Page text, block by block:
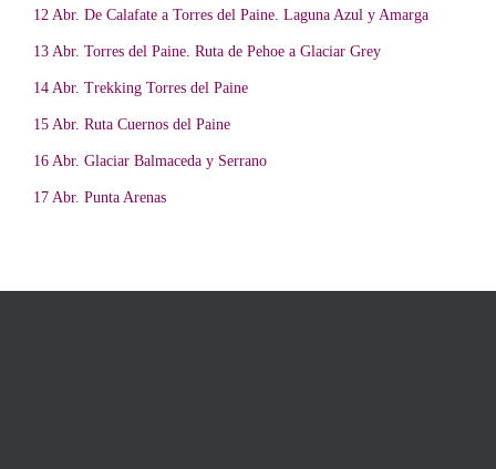
12 Abr. De Calafate a Torres del Paine. Laguna Azul y Amarga
13 Abr. Torres del Paine. Ruta de Pehoe a Glaciar Grey
14 Abr. Trekking Torres del Paine
15 Abr. Ruta Cuernos del Paine
16 Abr. Glaciar Balmaceda y Serrano
17 Abr. Punta Arenas